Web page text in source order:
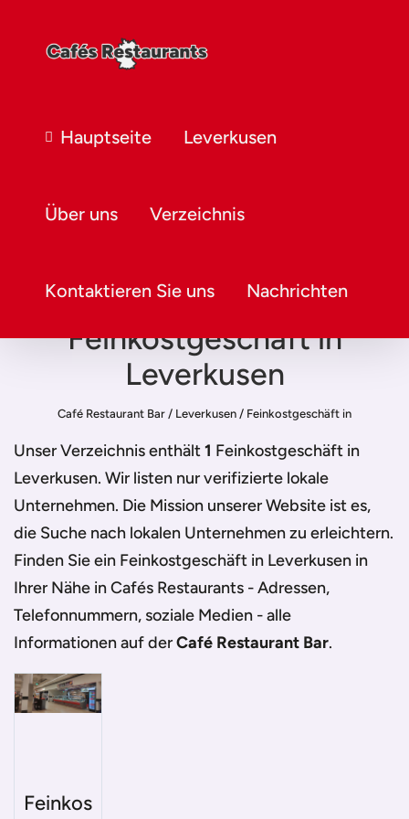
Hauptseite Leverkusen
Über uns Verzeichnis
Kontaktieren Sie uns Nachrichten
Feinkostgeschäft in
Leverkusen
Café Restaurant Bar / Leverkusen / Feinkostgeschäft in
Unser Verzeichnis enthält1 Feinkostgeschäft in
Leverkusen. Wir listen nur verifizierte lokale
Unternehmen. Die Mission unserer Website ist es,
die Suche nach lokalen Unternehmen zu erleichtern.
Finden Sie ein Feinkostgeschäft in Leverkusen in
Ihrer Nähe in Cafés Restaurants - Adressen,
Telefonnummern, soziale Medien - alle
Informationen auf derCafé Restaurant Bar.
Feinkos